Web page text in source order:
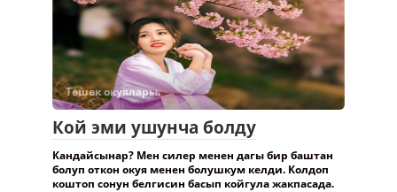
Төшөк окуялары.
Кой эми ушунча болду
Кандайсынар? Мен силер менен дагы бир баштан
болуп откон окуя менен болушкум келди. Колдоп
коштоп сонун белгисин басып койгула жакпасада.